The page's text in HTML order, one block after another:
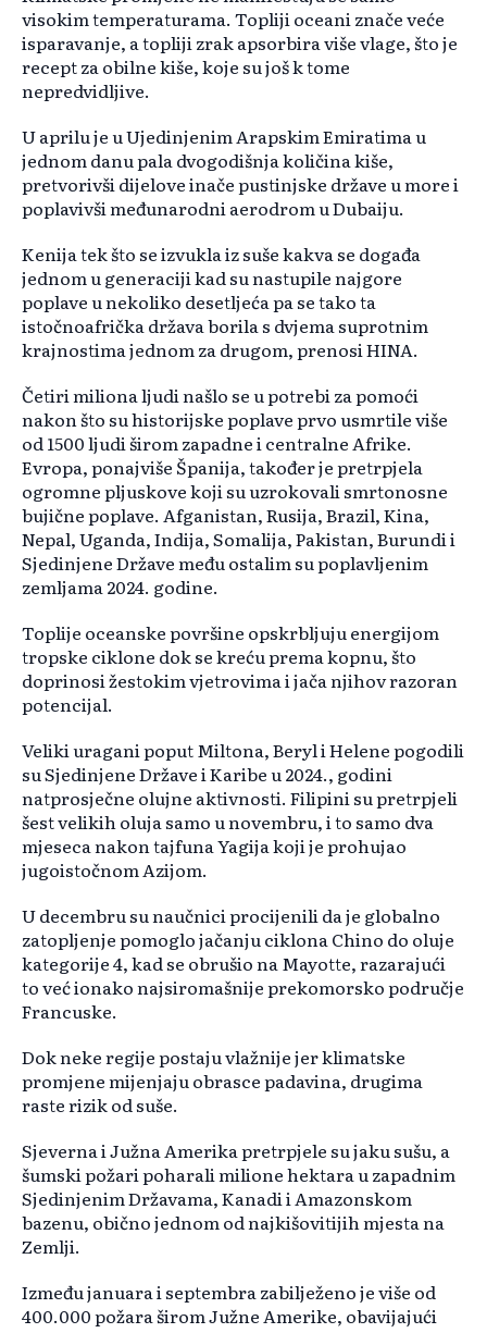
visokim temperaturama. Topliji oceani znače veće
isparavanje, a topliji zrak apsorbira više vlage, što je
recept za obilne kiše, koje su još k tome
nepredvidljive.
U aprilu je u Ujedinjenim Arapskim Emiratima u
jednom danu pala dvogodišnja količina kiše,
pretvorivši dijelove inače pustinjske države u more i
poplavivši međunarodni aerodrom u Dubaiju.
Kenija tek što se izvukla iz suše kakva se događa
jednom u generaciji kad su nastupile najgore
poplave u nekoliko desetljeća pa se tako ta
istočnoafrička država borila s dvjema suprotnim
krajnostima jednom za drugom, prenosi HINA.
Četiri miliona ljudi našlo se u potrebi za pomoći
nakon što su historijske poplave prvo usmrtile više
od 1500 ljudi širom zapadne i centralne Afrike.
Evropa, ponajviše Španija, također je pretrpjela
ogromne pljuskove koji su uzrokovali smrtonosne
bujične poplave. Afganistan, Rusija, Brazil, Kina,
Nepal, Uganda, Indija, Somalija, Pakistan, Burundi i
Sjedinjene Države među ostalim su poplavljenim
zemljama 2024. godine.
Toplije oceanske površine opskrbljuju energijom
tropske ciklone dok se kreću prema kopnu, što
doprinosi žestokim vjetrovima i jača njihov razoran
potencijal.
Veliki uragani poput Miltona, Beryl i Helene pogodili
su Sjedinjene Države i Karibe u 2024., godini
natprosječne olujne aktivnosti. Filipini su pretrpjeli
šest velikih oluja samo u novembru, i to samo dva
mjeseca nakon tajfuna Yagija koji je prohujao
jugoistočnom Azijom.
U decembru su naučnici procijenili da je globalno
zatopljenje pomoglo jačanju ciklona Chino do oluje
kategorije 4, kad se obrušio na Mayotte, razarajući
to već ionako najsiromašnije prekomorsko područje
Francuske.
Dok neke regije postaju vlažnije jer klimatske
promjene mijenjaju obrasce padavina, drugima
raste rizik od suše.
Sjeverna i Južna Amerika pretrpjele su jaku sušu, a
šumski požari poharali milione hektara u zapadnim
Sjedinjenim Državama, Kanadi i Amazonskom
bazenu, obično jednom od najkišovitijih mjesta na
Zemlji.
Između januara i septembra zabilježeno je više od
400.000 požara širom Južne Amerike, obavijajući